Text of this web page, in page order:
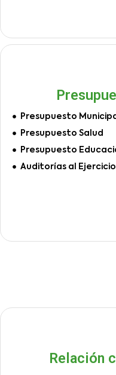
Presupuesto
Presupuesto Salud
Presupuesto
Auditorías al
Relación